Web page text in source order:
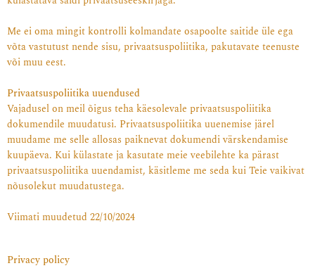
Me ei oma mingit kontrolli kolmandate osapoolte saitide üle ega
võta vastutust nende sisu, privaatsuspoliitika, pakutavate teenuste
või muu eest.
Privaatsuspoliitika uuendused
Vajadusel on meil õigus teha käesolevale privaatsuspoliitika
dokumendile muudatusi. Privaatsuspoliitika uuenemise järel
muudame me selle allosas paiknevat dokumendi värskendamise
kuupäeva. Kui külastate ja kasutate meie veebilehte ka pärast
privaatsuspoliitika uuendamist, käsitleme me seda kui Teie vaikivat
nõusolekut muudatustega.
Viimati muudetud 22/10/2024
Privacy policy